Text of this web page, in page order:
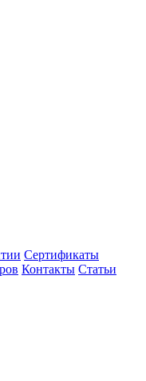
Сертификаты
Контакты Статьи